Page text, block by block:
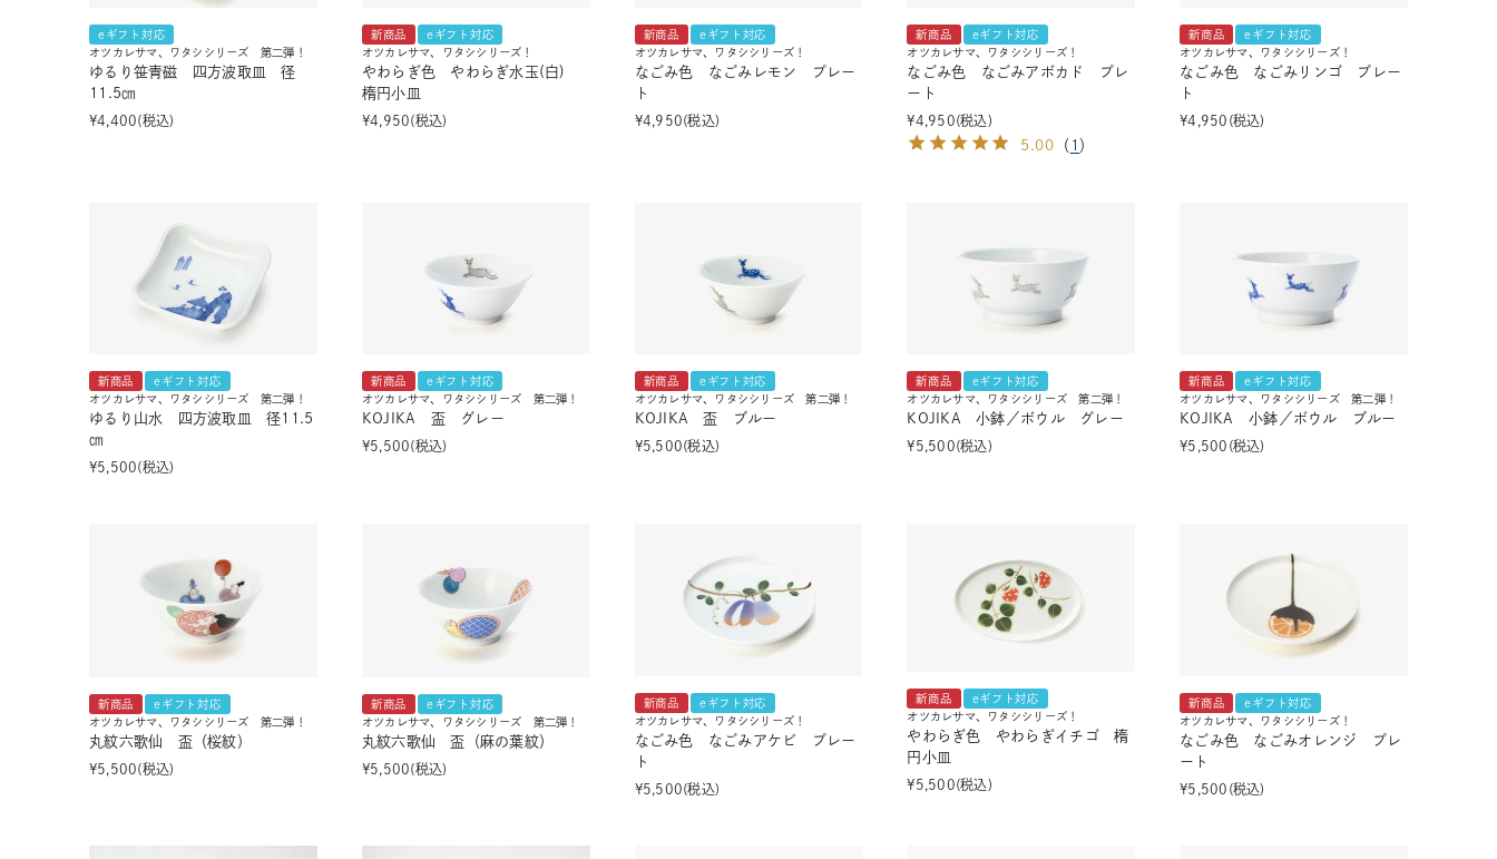
eギフト対応
オツカレサマ、ワタシシリーズ 第二弾！
ゆるり笹青磁 四方波取皿 径
11.5㎝
¥4,400 税込
新商品
eギフト対応
オツカレサマ、ワタシシリーズ！
やわらぎ色 やわらぎ水玉(白)
楕円小皿
¥4,950 税込
新商品
eギフト対応
オツカレサマ、ワタシシリーズ！
なごみ色 なごみレモン プレー
ト
¥4,950 税込
新商品
eギフト対応
オツカレサマ、ワタシシリーズ！
なごみ色 なごみアボカド プレ
ート
¥4,950 税込
5.00 （ 1 ）
新商品
eギフト対応
オツカレサマ、ワタシシリーズ！
なごみ色 なごみリンゴ プレー
ト
¥4,950 税込
新商品
eギフト対応
オツカレサマ、ワタシシリーズ 第二弾！
ゆるり山水 四方波取皿 径11.5
㎝
¥5,500 税込
新商品
eギフト対応
オツカレサマ、ワタシシリーズ 第二弾！
KOJIKA 盃 グレー
¥5,500 税込
新商品
eギフト対応
オツカレサマ、ワタシシリーズ 第二弾！
KOJIKA 盃 ブルー
¥5,500 税込
新商品
eギフト対応
オツカレサマ、ワタシシリーズ 第二弾！
KOJIKA 小鉢／ボウル グレー
¥5,500 税込
新商品
eギフト対応
オツカレサマ、ワタシシリーズ 第二弾！
KOJIKA 小鉢／ボウル ブルー
¥5,500 税込
新商品
eギフト対応
オツカレサマ、ワタシシリーズ 第二弾！
丸紋六歌仙 盃（桜紋）
¥5,500 税込
新商品
eギフト対応
オツカレサマ、ワタシシリーズ 第二弾！
丸紋六歌仙 盃（麻の葉紋）
¥5,500 税込
新商品
eギフト対応
オツカレサマ、ワタシシリーズ！
なごみ色 なごみアケビ プレー
ト
¥5,500 税込
新商品
eギフト対応
オツカレサマ、ワタシシリーズ！
やわらぎ色 やわらぎイチゴ 楕
円小皿
¥5,500 税込
新商品
eギフト対応
オツカレサマ、ワタシシリーズ！
なごみ色 なごみオレンジ プレ
ート
¥5,500 税込